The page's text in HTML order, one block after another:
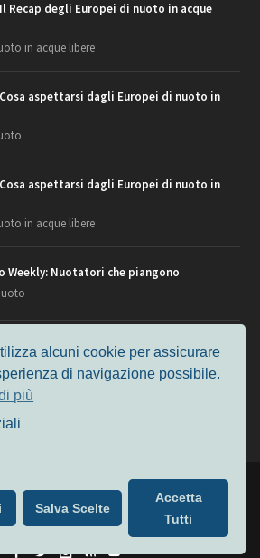
Recap degli Europei di nuoto in acque
in acque libere
aspettarsi dagli Europei di nuoto in
aspettarsi dagli Europei di nuoto in
in acque libere
Weekly: Nuotatori che piangono
i convocati del nuoto per
| Alimentato da
Podcast Il Nuoto in Cifre
& Cookie Policy
alcuni cookie per assicurare
di navigazione possibile.
più
Salva Scelte
Accetta
Tutti